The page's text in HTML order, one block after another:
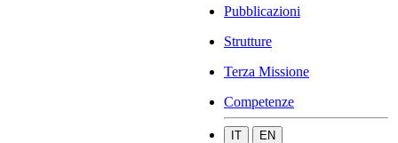
Pubblicazioni
Strutture
Terza Missione
Competenze
IT EN